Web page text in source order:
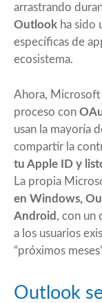
arrastrando
Outlook ha sido
específicas de
ecosistema.
Ahora, Microsoft
proceso con
usan la mayoría
compartir la
tu Apple ID y
La propia
en Windows,
Android , con un
a los usuarios
“próximos
Outlook